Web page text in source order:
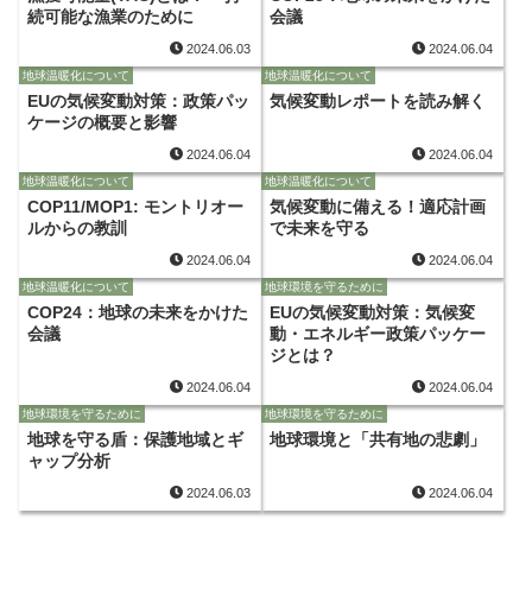
続可能な漁業のために
2024.06.03
会議
2024.06.04
地球温暖化について
EUの気候変動対策：政策パッ
ケージの概要と影響
2024.06.04
地球温暖化について
気候変動レポートを読み解く
2024.06.04
地球温暖化について
COP11/MOP1: モントリオー
ルからの教訓
2024.06.04
地球温暖化について
気候変動に備える！適応計画
で未来を守る
2024.06.04
地球温暖化について
COP24：地球の未来をかけた
会議
2024.06.04
地球環境を守るために
EUの気候変動対策：気候変
動・エネルギー政策パッケー
ジとは？
2024.06.04
地球環境を守るために
地球を守る盾：保護地域とギ
ャップ分析
2024.06.03
地球環境を守るために
地球環境と「共有地の悲劇」
2024.06.04